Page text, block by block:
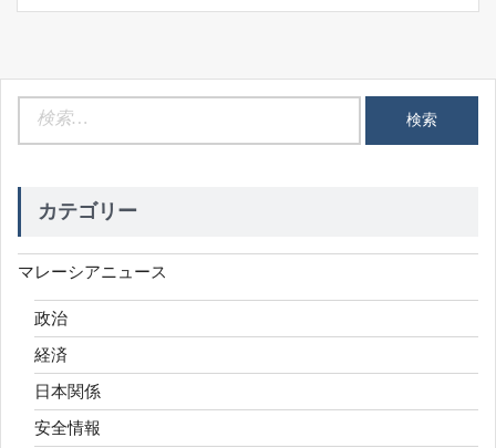
カテゴリー
マレーシアニュース
政治
経済
日本関係
安全情報